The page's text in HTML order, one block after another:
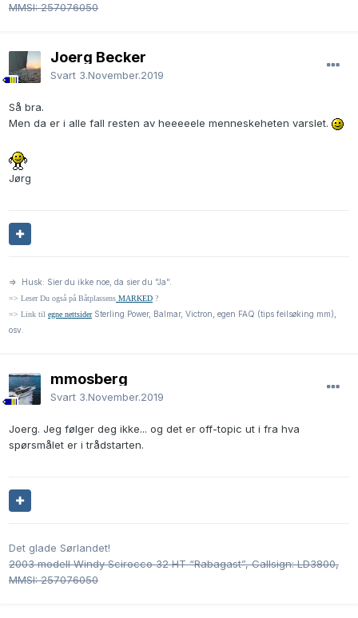
MMSI: 257076050
Joerg Becker
Svart 3.November.2019
Så bra.
Men da er i alle fall resten av heeeeele menneskeheten varslet.
Jørg
=> Husk: Sier du ikke noe, da sier du "Ja".
=> Leser Du også på Båtplassens MARKED ?
=> Link til egne nettsiderSterling Power, Balmar, Victron, egen FAQ (tips feilsøking mm),
osv.
mmosberg
Svart 3.November.2019
Joerg. Jeg følger deg ikke... og det er off-topic ut i fra hva
spørsmålet er i trådstarten.
Det glade Sørlandet!
2003 modell Windy Scirocco 32 HT “Rabagast”, Callsign: LD3800,
MMSI: 257076050